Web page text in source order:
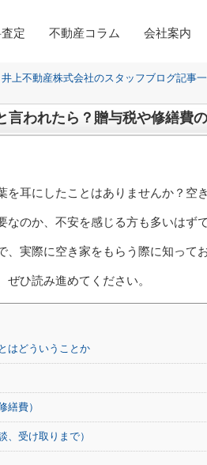
定 不動産コラム 会社案内
井上不動産株式会社のスタッフブログ記事
われたら？贈与税や修繕費
を耳にしたことはありませんか？空
のか、不安を感じる方も多いはず
実際に空き家をもらう際に知って
ひ読み進めてください。
はどういうことか
繕費）
、受け取りまで）